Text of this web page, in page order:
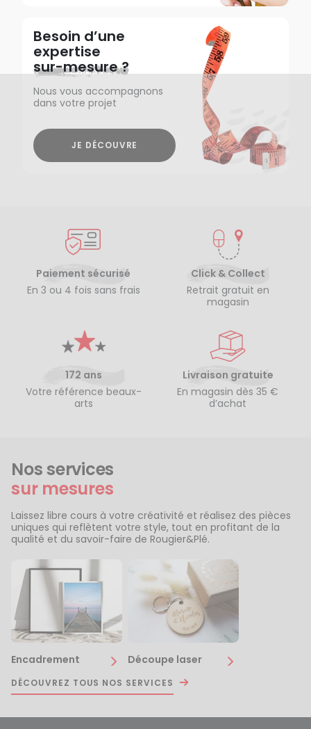
Besoin d’une
expertise
sur-mesure ?
Nous vous accompagnons
dans votre projet
JE DÉCOUVRE
Paiement sécurisé
En 3 ou 4 fois sans frais
Click & Collect
Retrait gratuit en
magasin
172 ans
Votre référence beaux-
arts
Livraison gratuite
En magasin dès 35 €
d’achat
Nos services
sur mesures
Laissez libre cours à votre créativité et réalisez des pièces
uniques qui reflètent votre style, tout en profitant de la
qualité et du savoir-faire de Rougier&Plé.
Encadrement Découpe laser
DÉCOUVREZ TOUS NOS SERVICES